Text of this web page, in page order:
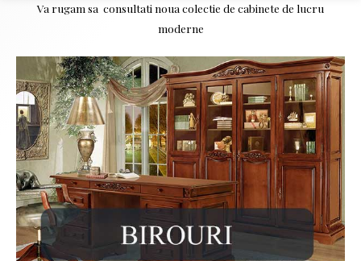
Va rugam sa consultati noua colectie de cabinete de lucru
moderne